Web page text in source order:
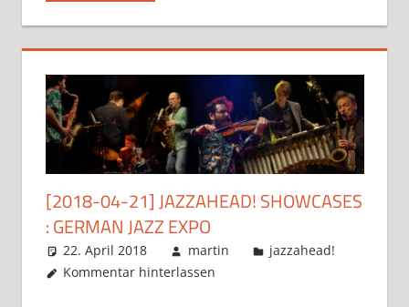
[2018-04-21] JAZZAHEAD! SHOWCASES
: GERMAN JAZZ EXPO
22. April 2018 martin
jazzahead!
Kommentar hinterlassen